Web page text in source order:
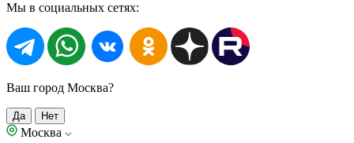
Мы в социальных сетях:
Ваш город Москва?
Да Нет
Москва